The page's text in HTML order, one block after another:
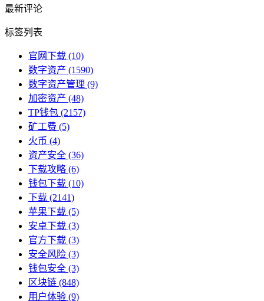
最新评论
标签列表
官网下载 (10)
数字资产 (1590)
数字资产管理 (9)
加密资产 (48)
TP钱包 (2157)
矿工费 (5)
火币 (4)
资产安全 (36)
下载攻略 (6)
钱包下载 (10)
下载 (2141)
苹果下载 (5)
安卓下载 (3)
官方下载 (3)
安全风险 (3)
钱包安全 (3)
区块链 (848)
用户体验 (9)